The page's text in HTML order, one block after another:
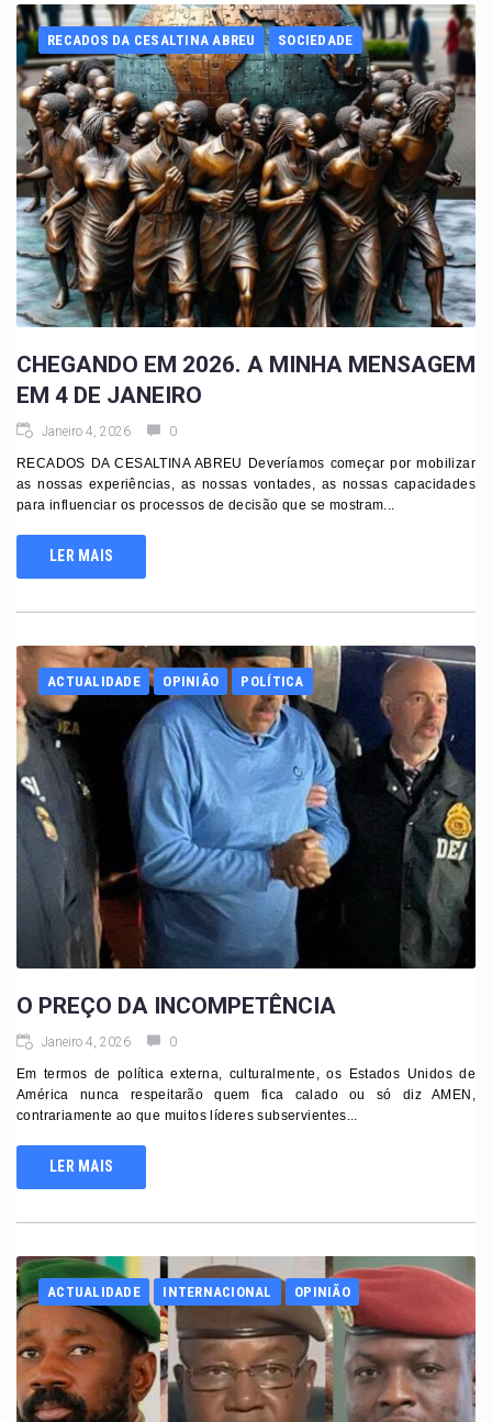
RECADOS DA CESALTINA ABREU SOCIEDADE
CHEGANDO EM 2026. A MINHA MENSAGEM
EM 4 DE JANEIRO
Janeiro 4, 2026 0
RECADOS DA CESALTINA ABREU Deveríamos começar por mobilizar
as nossas experiências, as nossas vontades, as nossas capacidades
para influenciar os processos de decisão que se mostram...
LER MAIS
ACTUALIDADE OPINIÃO POLÍTICA
O PREÇO DA INCOMPETÊNCIA
Janeiro 4, 2026 0
Em termos de política externa, culturalmente, os Estados Unidos de
América nunca respeitarão quem fica calado ou só diz AMEN,
contrariamente ao que muitos líderes subservientes...
LER MAIS
ACTUALIDADE INTERNACIONAL OPINIÃO